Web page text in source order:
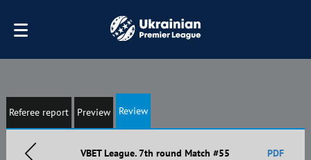
Referee report Preview Review
VBET League. 7th round Match #55 PDF